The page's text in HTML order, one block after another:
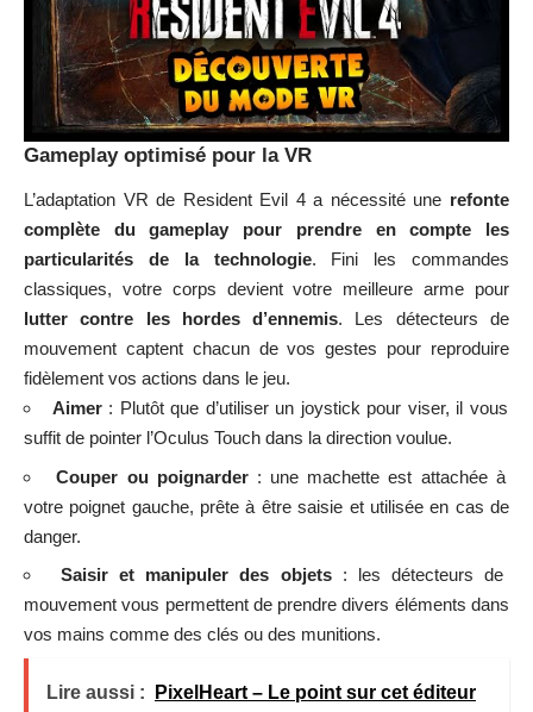
Gameplay optimisé pour la VR
L’adaptation VR de Resident Evil 4 a nécessité une refonte
complète du gameplay pour prendre en compte les
particularités de la technologie. Fini les commandes
classiques, votre corps devient votre meilleure arme pour
lutter contre les hordes d’ennemis. Les détecteurs de
mouvement captent chacun de vos gestes pour reproduire
fidèlement vos actions dans le jeu.
Aimer: Plutôt que d’utiliser un joystick pour viser, il vous
suffit de pointer l’Oculus Touch dans la direction voulue.
Couper ou poignarder: une machette est attachée à
votre poignet gauche, prête à être saisie et utilisée en cas de
danger.
Saisir et manipuler des objets: les détecteurs de
mouvement vous permettent de prendre divers éléments dans
vos mains comme des clés ou des munitions.
Lire aussi :
PixelHeart – Le point sur cet éditeur